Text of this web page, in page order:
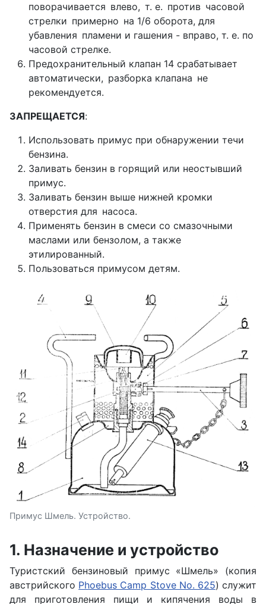
поворачивается влево, т. е. против часовой
стрелки примерно на 1/6 оборота, для
убавления пламени и гашения - впра­во, т. е. по
часовой стрелке.
Предохранительный клапан 14 срабатывает
авто­матически, разборка клапана не
рекомендуется.
ЗАПРЕЩАЕТСЯ:
Использовать примус при обнаружении течи
бензина.
Заливать бензин в горящий или неостывший
примус.
Заливать бензин выше нижней кромки
отверстия для насоса.
Применять бензин в смеси со смазочными
масла­ми или бензолом, а также
этилированный.
Пользоваться примусом детям.
Примус Шмель. Устройство.
1. Назначение и устройство
Туристский бензиновый примус «Шмель» (копия
австрийского Phoebus Camp Stove No. 625) служит
для приготовления пищи и кипячения воды в